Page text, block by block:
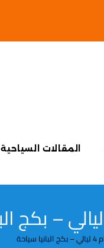
المقالات السياحية